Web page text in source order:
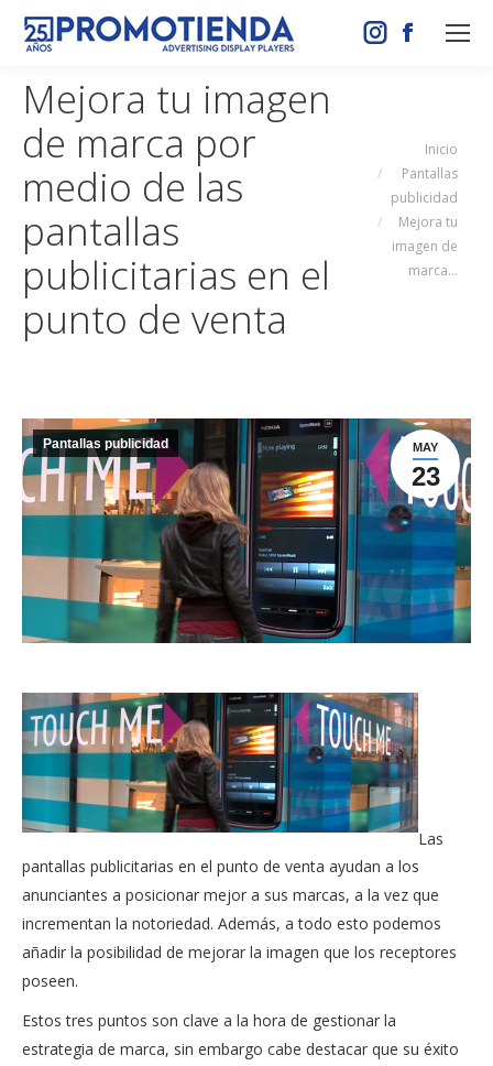
Instagram
window
Facebook
new
window
Mejora tu imagen
de marca por
medio de las
pantallas
publicitarias en el
punto de venta
Estás aquí:Inicio
Pantallas
publicidad
Mejora tu
imagen de
marca…
MAY
23
Pantallas publicidad
Las
pantallas publicitarias en el punto de venta ayudan a los
anunciantes a posicionar mejor a sus marcas, a la vez que
incrementan la notoriedad. Además, a todo esto podemos
añadir la posibilidad de mejorar la imagen que los receptores
poseen.
Estos tres puntos son clave a la hora de gestionar la
estrategia de marca, sin embargo cabe destacar que su éxito